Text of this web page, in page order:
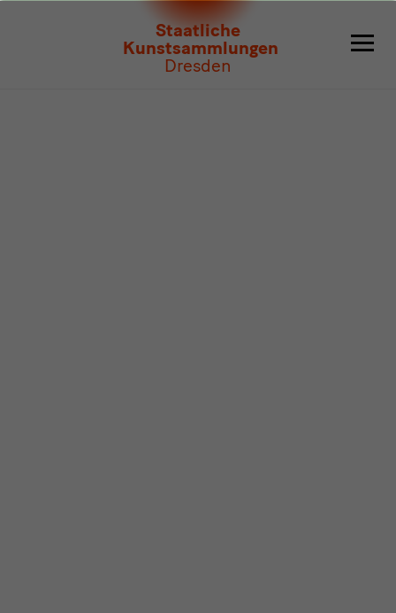
Staatliche
Kunstsammlungen
Dresden